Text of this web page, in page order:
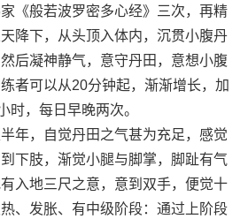
《般若波罗密多心经》三次，再精
降下，从头顶入体内，沉贯小腹丹
后凝神静气，意守丹田，意想小腹
者可以从20分钟起，渐渐增长，加
时，每日早晚两次。
，自觉丹田之气甚为充足，感觉
下肢，渐觉小腿与脚掌，脚趾有气
入地三尺之意，意到双手，便觉十
、发胀、有中级阶段：通过上阶段